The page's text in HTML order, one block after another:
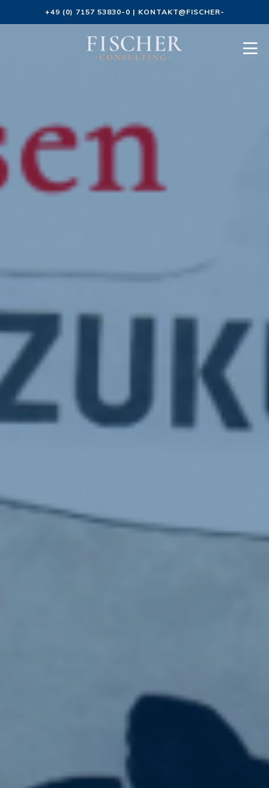
+49 (0) 7157 53830-0 | KONTAKT@FISCHER-
CONSULTING.DE